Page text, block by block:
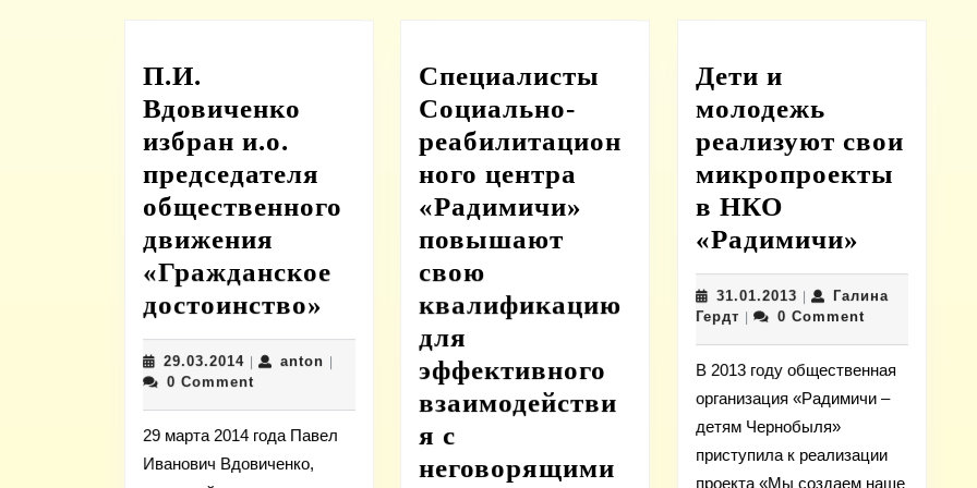
П.И.
Вдовиченко
избран и.о.
председателя
общественного
движения
«Гражданское
достоинство»
Вдовиченко
избран
председателя
общественного
29.03.201429.03.2014
| antonanton
|
0 Comment
29 марта 2014 года Павел
Иванович Вдовиченко,
Специалисты
Социально-
реабилитацион
ного центра
«Радимичи»
повышают
свою
квалификацию
для
эффективного
взаимодействи
я с
неговорящими
Дети и
молодежь
реализуют свои
микропроекты
в НКО
«Радимичи»
и
молодежь
свои
НКО
31.01.201331.01.2013
|
Галина
ГердтГалина
| 0 Comment
В 2013 году общественная
организация «Радимичи –
детям Чернобыля»
приступила к реализации
проекта «Мы создаем наше